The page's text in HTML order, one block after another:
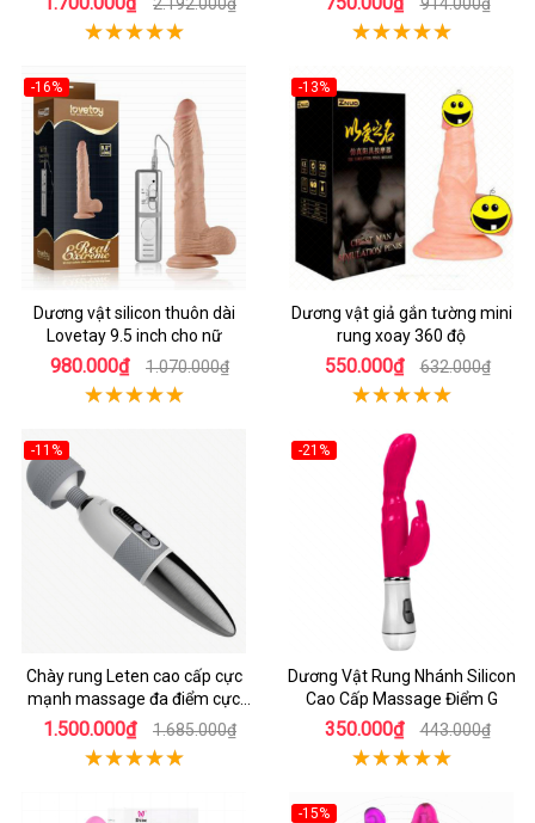
-16%
Dương vật silicon thuôn dài
Lovetay 9.5 inch cho nữ
980.000₫ 1.070.000₫
-13%
Dương vật giả gắn tường mini
rung xoay 360 độ
550.000₫ 632.000₫
-11%
Chày rung Leten cao cấp cực
mạnh massage đa điểm cực
khoái cực phê
1.500.000₫ 1.685.000₫
-21%
Dương Vật Rung Nhánh Silicon
Cao Cấp Massage Điểm G
350.000₫ 443.000₫
-15%